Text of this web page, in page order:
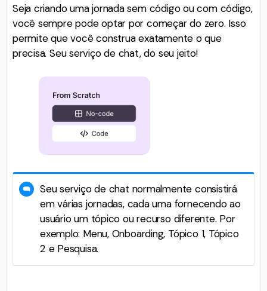
Seja criando uma jornada sem código ou com código,
você sempre pode optar por começar do zero. Isso
permite que você construa exatamente o que
precisa. Seu serviço de chat, do seu jeito!
Seu serviço de chat normalmente consistirá
em várias jornadas, cada uma fornecendo ao
usuário um tópico ou recurso diferente. Por
exemplo: Menu, Onboarding, Tópico 1, Tópico
2 e Pesquisa.